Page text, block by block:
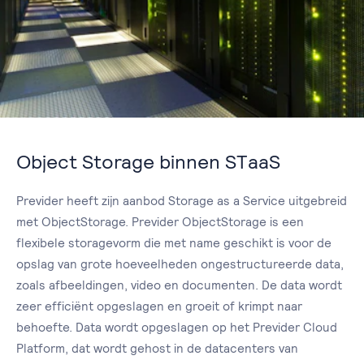
Object Storage binnen STaaS
Previder heeft zijn aanbod Storage as a Service uitgebreid
met ObjectStorage. Previder ObjectStorage is een
flexibele storagevorm die met name geschikt is voor de
opslag van grote hoeveelheden ongestructureerde data,
zoals afbeeldingen, video en documenten. De data wordt
zeer efficiënt opgeslagen en groeit of krimpt naar
behoefte. Data wordt opgeslagen op het Previder Cloud
Platform, dat wordt gehost in de datacenters van